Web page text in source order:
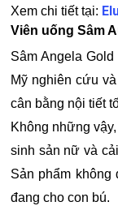
Xem chi tiết tại:
Viên uống Sâm
Sâm Angela
Mỹ nghiên cứu
cân bằng nội tiết
Không những
sinh sản nữ và
Sản phẩm không
đang cho con bú.